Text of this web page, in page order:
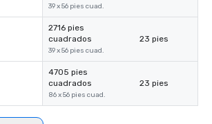
39 x 56 pies cuad.
2716 pies
cuadrados
39 x 56 pies cuad.
23 pies
4705 pies
cuadrados
86 x 56 pies cuad.
23 pies